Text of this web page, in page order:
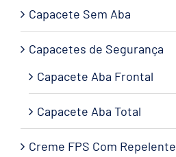
Capacete Sem Aba
Capacetes de Segurança
Capacete Aba Frontal
Capacete Aba Total
Creme FPS Com Repelente